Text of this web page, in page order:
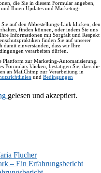
die Sie in diesem Formular angeben,
Ihnen Updates und Marketing-
auf den Abbestellungs-Link klicken, den
finden können, oder indem Sie uns
Informationen mit Sorgfalt und Respekt
finden Sie auf unserer
damit einverstanden, dass wir Ihre
verarbeiten dürfen.
Plattform zur Marketing-Automatisierung.
Formulars klicken, bestätigen Sie, dass die
an MailChimp zur Verarbeitung in
und Bedingungen
gelesen und akzeptiert.
Flucher
– Ein Erfahrungsbericht